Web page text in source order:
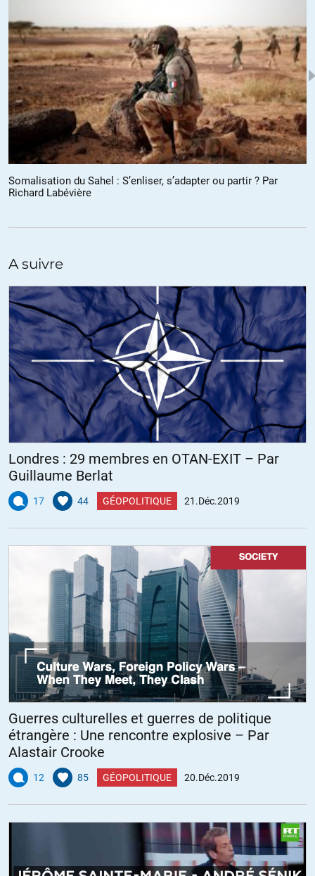
Jean Louis//27.12.2019 à 08h44
Assez sidérant en effet aussi de lire, « le mouvement populiste » qui a
conduite Moralès à la présidence. Quand il s’agit de tenter autre
chose que le néolibérlaisme c’est du populisme finalement et les
autres discours comme ceux de ceux qui ont renversé Moralès ce
n’est que du bon sens, pas du populisme. Ah populisme quand tu
nous sers de prétexte !!
ALERTER
Somalisation du Sahel : S’enliser, s’adapter ou partir ? Par
Richard Labévière
A suivre
Londres : 29 membres en OTAN-EXIT – Par
Guillaume Berlat
17 44 GÉOPOLITIQUE 21.Déc.2019
Guerres culturelles et guerres de politique
étrangère : Une rencontre explosive – Par
Alastair Crooke
12 85 GÉOPOLITIQUE 20.Déc.2019